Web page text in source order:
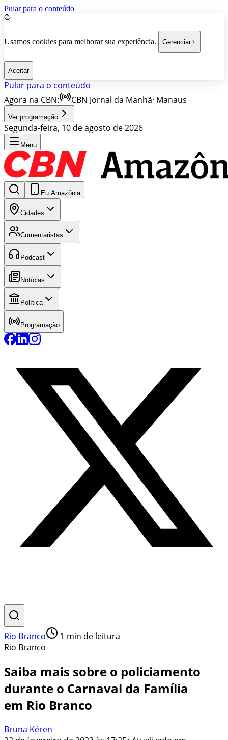
Pular para o conteúdo
Usamos cookies para melhorar sua experiência. Gerenciar
Aceitar
Pular para o conteúdo
Agora na CBN:
CBN Jornal da Manhã· Manaus
Ver programação
Segunda-feira, 10 de agosto de 2026
Menu
Eu Amazônia
Cidades
Comentaristas
Podcast
Notícias
Política
Programação
Rio Branco 1 min de leitura
Rio Branco
Saiba mais sobre o policiamento
durante o Carnaval da Família
em Rio Branco
Bruna Kéren